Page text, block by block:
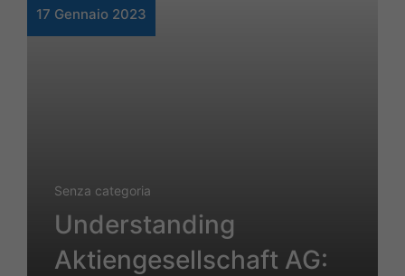
17 Gennaio 2023
Senza categoria
Understanding
Aktiengesellschaft AG: